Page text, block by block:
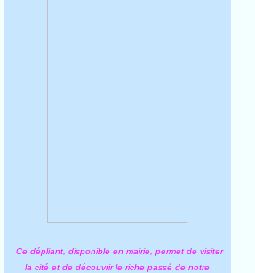
Ce dépliant, disponible en mairie, permet de visiter
la cité et de découvrir le riche passé de notre